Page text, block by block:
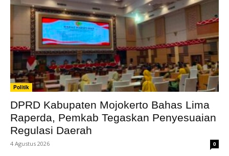
Politik
DPRD Kabupaten Mojokerto Bahas Lima
Raperda, Pemkab Tegaskan Penyesuaian
Regulasi Daerah
4 Agustus 2026 0